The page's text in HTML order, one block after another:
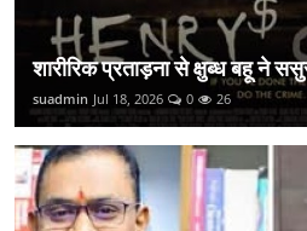
शारीरिक प्रताड़ना से क्षुब्ध बहू ने
suadmin Jul 18, 2026 0 26